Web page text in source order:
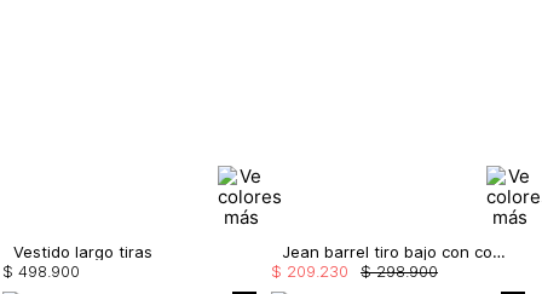
Vestido largo tiras
$ 498.900
Jean barrel tiro bajo con cortes
$ 298.900
$ 209.230